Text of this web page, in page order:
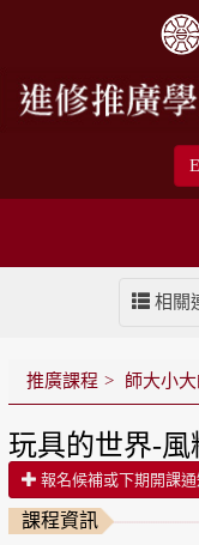
相關
推廣課程 師大小
玩具的世界-風
報名候補或下期開課通
課程資訊